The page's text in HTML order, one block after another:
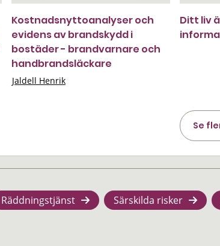
Kostnadsnyttoanalyser och
evidens av brandskydd i
bostäder - brandvarnare och
handbrandsläckare
Jaldell Henrik
Ditt liv
Se
Räddningstjänst Särskilda risker